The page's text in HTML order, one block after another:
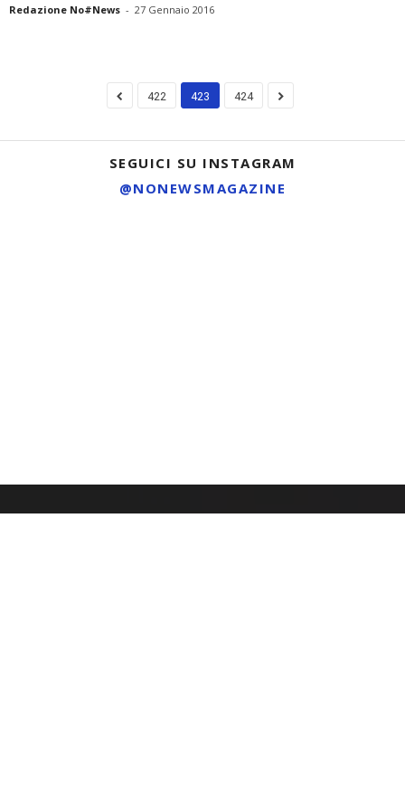
Redazione No#News - 27 Gennaio 2016
422 423 424
SEGUICI SU INSTAGRAM
@NONEWSMAGAZINE